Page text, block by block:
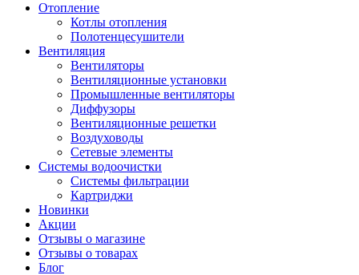
Отопление
Котлы отопления
Полотенцесушители
Вентиляция
Вентиляторы
Вентиляционные установки
Промышленные вентиляторы
Диффузоры
Вентиляционные решетки
Воздуховоды
Сетевые элементы
Системы водоочистки
Системы фильтрации
Картриджи
Новинки
Акции
Отзывы о магазине
Отзывы о товарах
Блог